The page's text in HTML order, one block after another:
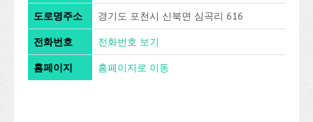
도로명주소 경기도 포천시 신북면 심곡리 616
전화번호 전화번호 보기
홈페이지 홈페이지로 이동